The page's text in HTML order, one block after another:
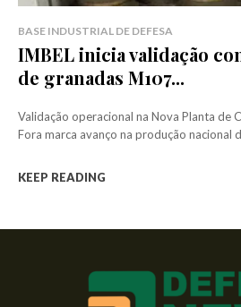
BASE INDUSTRIAL DE DEFESA
IMBEL inicia validação
de granadas M107...
Validação operacional na Nova Planta de
Fora marca avanço na produção nacional
KEEP READING